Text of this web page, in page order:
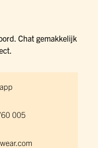
Chat gemakkelijk
005